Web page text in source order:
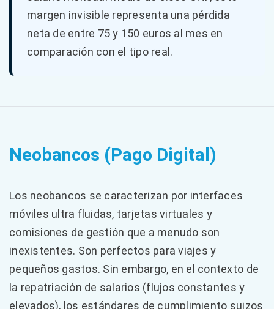
margen invisible representa una pérdida
neta de entre 75 y 150 euros al mes en
comparación con el tipo real.
Neobancos (Pago Digital)
Los neobancos se caracterizan por interfaces
móviles ultra fluidas, tarjetas virtuales y
comisiones de gestión que a menudo son
inexistentes. Son perfectos para viajes y
pequeños gastos. Sin embargo, en el contexto de
la repatriación de salarios (flujos constantes y
elevados), los estándares de cumplimiento suizos